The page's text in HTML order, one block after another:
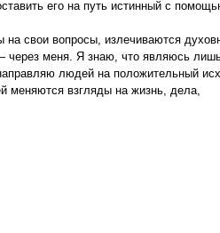
его на путь истинный с
свои вопросы, излечиваются
через меня. Я знаю, что являюсь
людей на положительный
меняются взгляды на жизнь, дела,